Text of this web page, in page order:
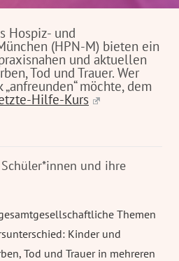
Hospiz- und
(HPN-M) bieten ein
und aktuellen
Tod und Trauer. Wer
möchte, dem
Hilfe-Kurs
und ihre
Themen
Kinder und
Tod und Trauer in mehreren